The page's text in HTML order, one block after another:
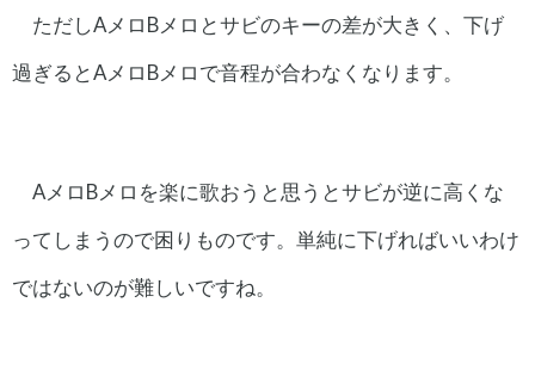
ただしAメロBメロとサビのキーの差が大きく、下げ
過ぎるとAメロBメロで音程が合わなくなります。
AメロBメロを楽に歌おうと思うとサビが逆に高くな
ってしまうので困りものです。単純に下げればいいわけ
ではないのが難しいですね。